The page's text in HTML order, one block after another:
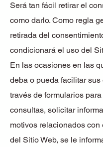
Será tan fácil retirar el
como darlo. Como regla
retirada del
condicionará el uso del
En las ocasiones en las
deba o pueda facilitar sus
través de formularios
consultas, solicitar
motivos relacionados con
del Sitio Web, se le